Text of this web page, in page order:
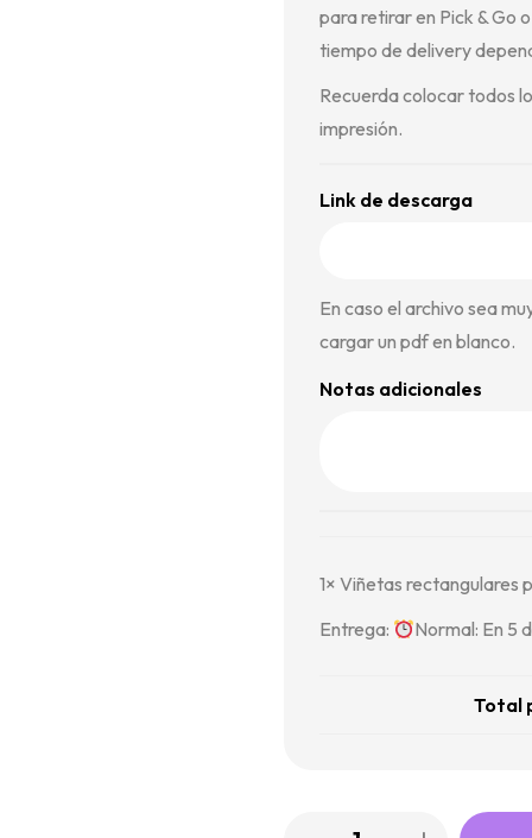
para retirar en Pick & Go
tiempo de delivery
Recuerda colocar todos
impresión.
Link de descarga
En caso el archivo sea
cargar un pdf en blanco.
Notas adicionales
1× Viñetas rectangulares
Entrega:
Normal: En 5
Total